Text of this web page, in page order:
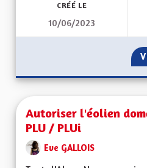
CRÉÉ LE
10/06/2023
Autoriser l'éolien
PLU / PLUi
Eve GALLOIS